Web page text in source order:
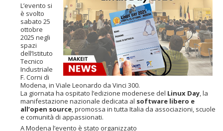
L’evento si
è svolto
sabato 25
ottobre
2025 negli
spazi
dell’Istituto
Tecnico
Industriale
F. Corni di
Modena, in Viale Leonardo da Vinci 300.
La giornata ha ospitato l’edizione modenese del Linux Day, la
manifestazione nazionale dedicata al software libero e
all’open source, promossa in tutta Italia da associazioni, scuole
e comunità di appassionati.
A Modena l’evento è stato organizzato